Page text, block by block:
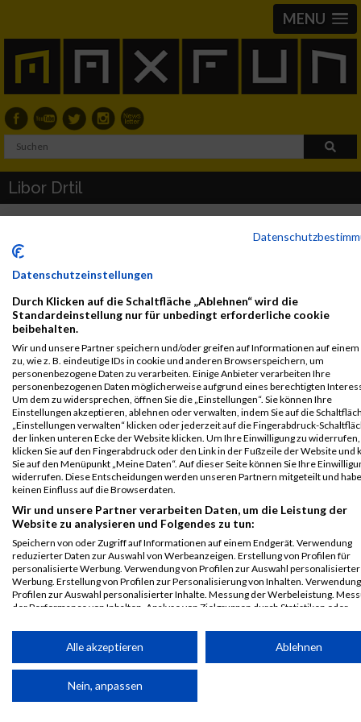
MENU
Libor Drtil
2021
First
Kärnten läuft
Kleine Zeitung
Halbmarathon
1704 Libor Drtil 2021 CZE 02:02:47
Legende:
GPos = Geschlechter Position, KPos = Kategorie Position, TPos =
Team Position, DNS = Did not start, DNF = Did not finish, DQ =
Disqualifiziert
Datenschutzeinstellungen
Durch Klicken auf die Schaltfläche „Ablehnen“ wird die
Standardeinstellung nur für unbedingt erforderliche cookie
beibehalten.
Wir und unsere Partner speichern und/oder greifen auf Informationen auf einem
zu, wie z. B. eindeutige IDs in cookie und anderen Browserspeichern, um
personenbezogene Daten zu verarbeiten. Einige Anbieter verarbeiten Ihre
personenbezogenen Daten möglicherweise aufgrund eines berechtigten
Um dem zu widersprechen, öffnen Sie die „Einstellungen“. Sie können Ihre
Einstellungen akzeptieren, ablehnen oder verwalten, indem Sie auf die
„Einstellungen verwalten“ klicken oder jederzeit auf die Fingerabdruck-
der linken unteren Ecke der Website klicken. Um Ihre Einwilligung zu widerrufen,
klicken Sie auf den Fingerabdruck oder den Link in der Fußzeile der Website und
Sie auf den Menüpunkt „Meine Daten“. Auf dieser Seite können Sie Ihre
widerrufen. Diese Entscheidungen werden unseren Partnern mitgeteilt und
keinen Einfluss auf die Browserdaten.
Wir und unsere Partner verarbeiten Daten, um die Leistung der
Website zu analysieren und Folgendes zu tun:
Speichern von oder Zugriff auf Informationen auf einem Endgerät. Verwendung
reduzierter Daten zur Auswahl von Werbeanzeigen. Erstellung von Profilen für
personalisierte Werbung. Verwendung von Profilen zur Auswahl personalisierter
Werbung. Erstellung von Profilen zur Personalisierung von Inhalten.
Profilen zur Auswahl personalisierter Inhalte. Messung der Werbeleistung.
der Performance von Inhalten. Analyse von Zielgruppen durch Statistiken oder
der Angebote. Verwendung reduzierter Daten zur Auswahl von Inhalten.
Daten können außerhalb der Europäischen Union weitergegeben und in die USA
Partnerliste anzeigen (1 IAB-Anbieter)
Alle akzeptieren Ablehnen
Nein, anpassen